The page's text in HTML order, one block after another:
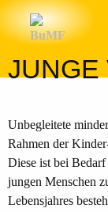
JUNGE
Unbegleitete
Rahmen der
Diese ist bei
jungen Menschen
Lebensjahres